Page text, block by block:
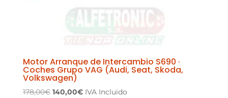
Motor Arranque de Intercambio S690 ·
Coches Grupo VAG (Audi, Seat, Skoda,
Volkswagen)
178,00€ El
140,00€ElIVA Incluido